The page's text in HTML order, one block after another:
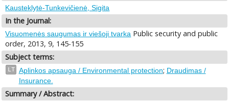
Kausteklytė-Tunkevičienė, Sigita
In the Journal:
Visuomenės saugumas ir viešoji tvarka Public security and public
order, 2013, 9, 145-155
Subject terms:
LT Aplinkos apsauga / Environmental protection; Draudimas /
Insurance.
Summary / Abstract: